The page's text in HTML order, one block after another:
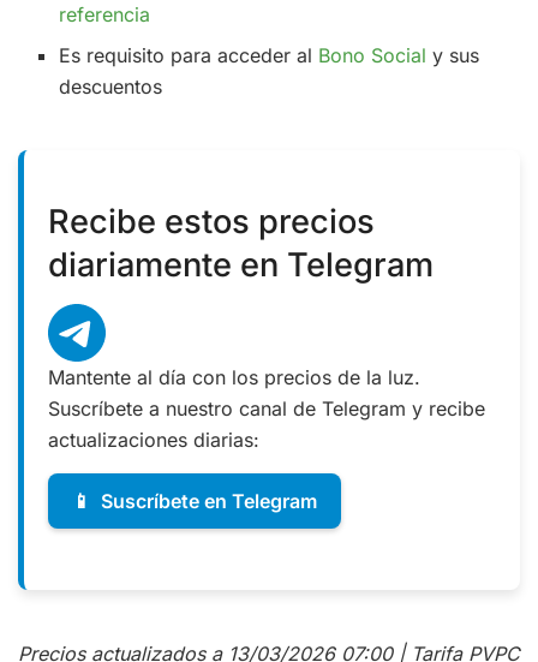
referencia
Es requisito para acceder al Bono Social y sus
descuentos
Recibe estos precios
diariamente en Telegram
Mantente al día con los precios de la luz.
Suscríbete a nuestro canal de Telegram y recibe
actualizaciones diarias:
📱 Suscríbete en Telegram
Precios actualizados a 13/03/2026 07:00 | Tarifa PVPC